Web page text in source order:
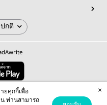
ปกติ
Public Company Limited
Privacy Policy Terms of Serviceapply.
ยคุกกี้เพื่อ
ท่านสามารถ
×